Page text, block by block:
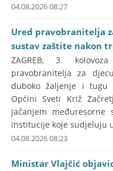
04.08.2026 08:27
Ured pravobranitelja
sustav zaštite nakon
ZAGREB, 3.
pravobranitelja za
duboko žaljenje i
Općini Sveti Križ
jačanjem
institucije koje sudjeluju
04.08.2026 08:23
Ministar Vlajčić